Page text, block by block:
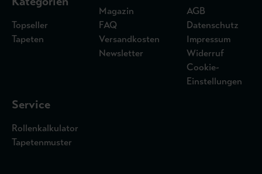
Topseller
Tapeten
Magazin
FAQ
Versandkosten
Newsletter
AGB
Datenschutz
Impressum
Widerruf
Cookie-
Einstellungen
Service
Rollenkalkulator
Tapetenmuster